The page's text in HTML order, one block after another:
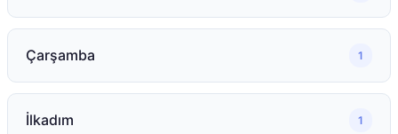
Çarşamba 1
İlkadım 1